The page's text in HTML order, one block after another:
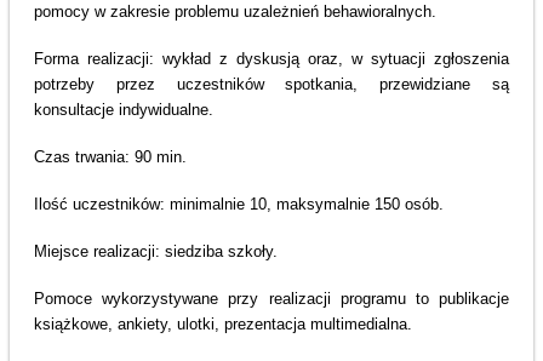
pomocy w zakresie problemu uzależnień behawioralnych.
Forma realizacji: wykład z dyskusją oraz, w sytuacji zgłoszenia
potrzeby przez uczestników spotkania, przewidziane są
konsultacje indywidualne.
Czas trwania: 90 min.
Ilość uczestników: minimalnie 10, maksymalnie 150 osób.
Miejsce realizacji: siedziba szkoły.
Pomoce wykorzystywane przy realizacji programu to publikacje
książkowe, ankiety, ulotki, prezentacja multimedialna.